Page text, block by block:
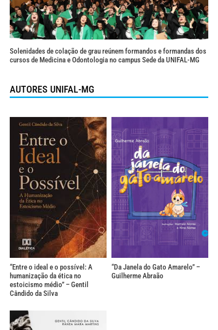
Solenidades de colação de grau reúnem formandos e formandas dos
cursos de Medicina e Odontologia no campus Sede da UNIFAL-MG
AUTORES UNIFAL-MG
“Entre o ideal e o possível: A
humanização da ética no
estoicismo médio” – Gentil
Cândido da Silva
“Da Janela do Gato Amarelo” –
Guilherme Abraão